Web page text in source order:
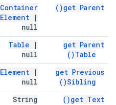
get Parent(
)
Container
Element
|
null
get Parent
Table(
)
Table
|
null
get Previous
Sibling(
)
Element
|
null
get Text(
)
String